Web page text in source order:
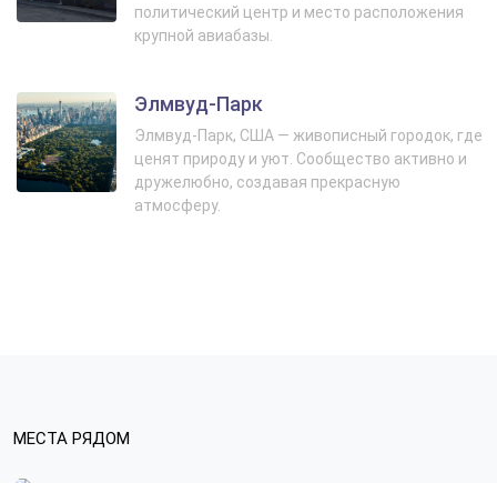
политический центр и место расположения
крупной авиабазы.
Элмвуд-Парк
Элмвуд-Парк, США — живописный городок, где
ценят природу и уют. Сообщество активно и
дружелюбно, создавая прекрасную
атмосферу.
МЕСТА РЯДОМ